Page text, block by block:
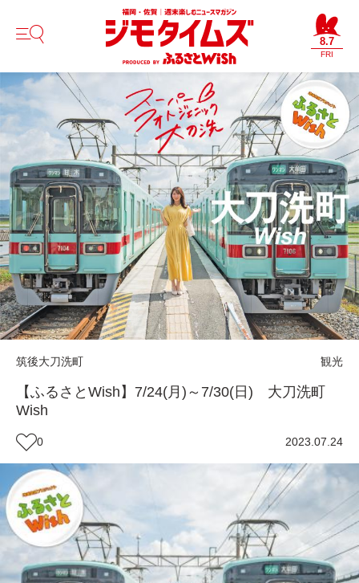
8.7
FRI
筑後大刀洗町 観光
【ふるさとWish】7/24(月)～7/30(日) 大刀洗町
Wish
0 2023.07.24